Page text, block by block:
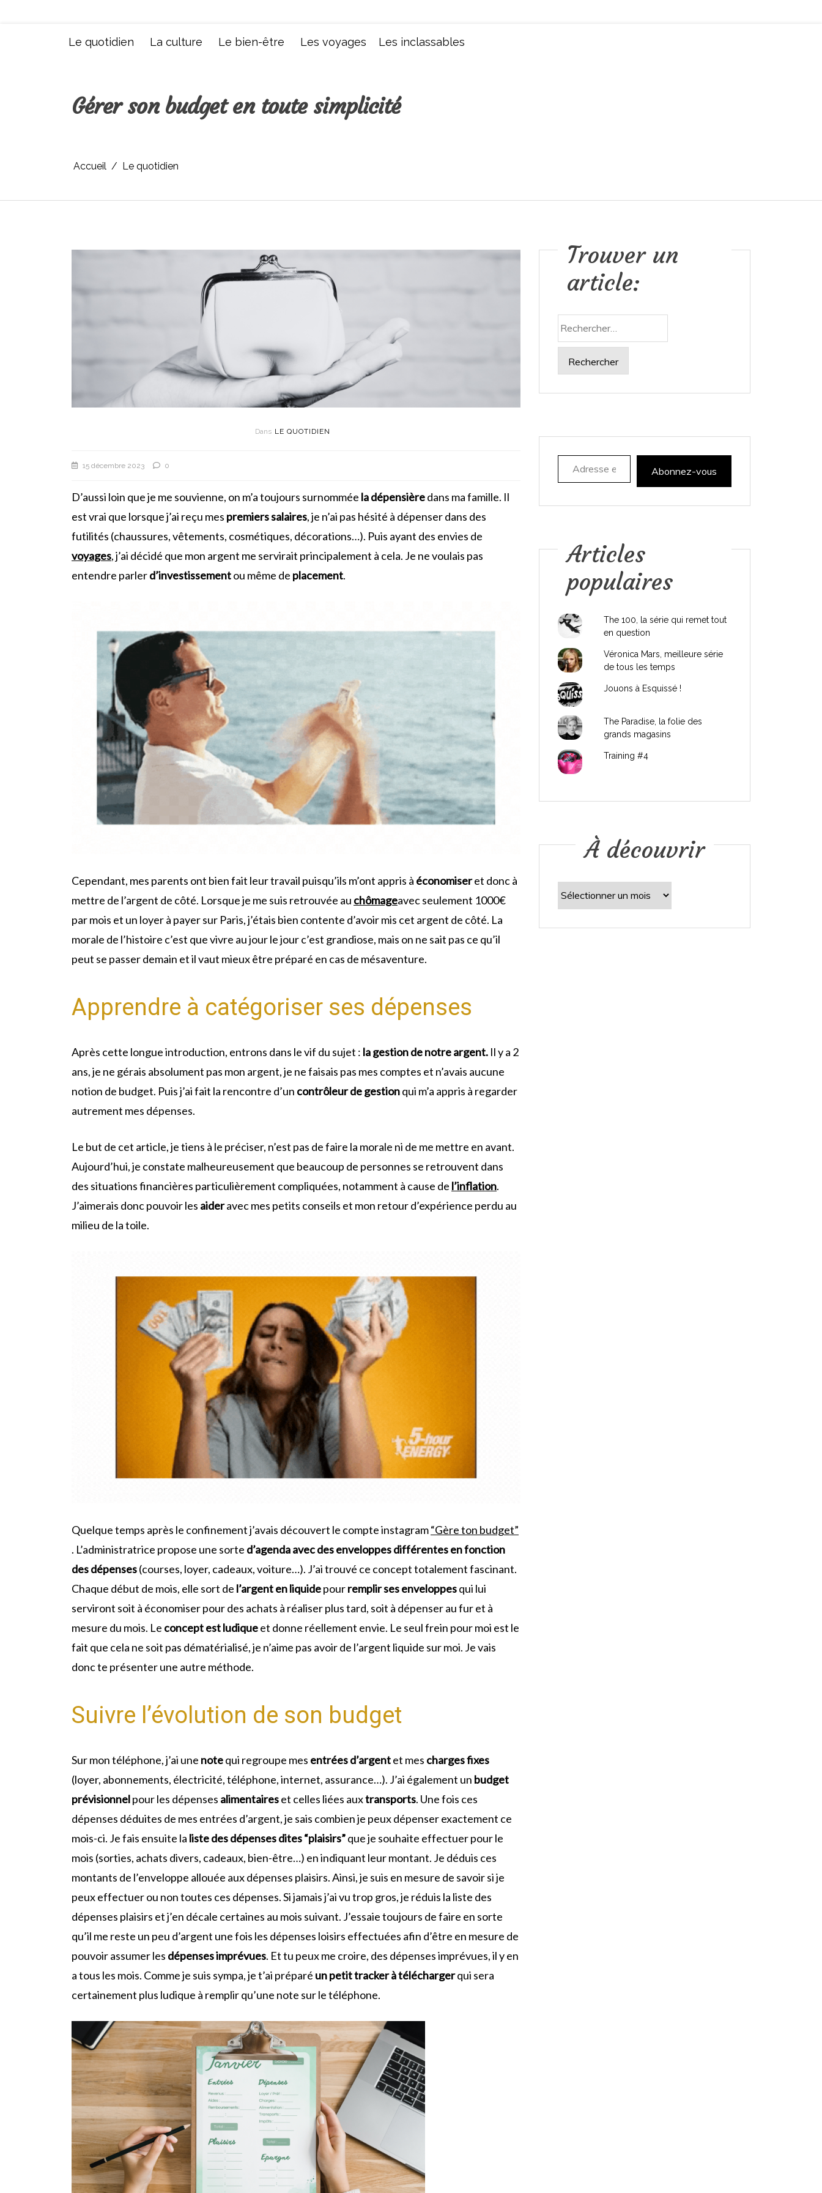
Le quotidien La culture Le bien-être Les voyages Les inclassables
Gérer son budget en toute simplicité
Accueil Le quotidien
Dans LE QUOTIDIEN
15 décembre 2023 0
D’aussi loin que je me souvienne, on m’a toujours surnommée la dépensièredans ma famille. Il
est vrai que lorsque j’ai reçu mes premiers salaires, je n’ai pas hésité à dépenser dans des
futilités (chaussures, vêtements, cosmétiques, décorations…). Puis ayant des envies de
voyages, j’ai décidé que mon argent me servirait principalement à cela. Je ne voulais pas
entendre parlerd’investissementou même de placement.
Cependant, mes parents ont bien fait leur travail puisqu’ils m’ont appris à économiseret donc à
mettre de l’argent de côté. Lorsque je me suis retrouvée au chômageavec seulement 1000€
par mois et un loyer à payer sur Paris, j’étais bien contente d’avoir mis cet argent de côté. La
morale de l’histoire c’est que vivre au jour le jour c’est grandiose, mais on ne sait pas ce qu’il
peut se passer demain et il vaut mieux être préparé en cas de mésaventure.
Apprendre à catégoriser ses dépenses
Après cette longue introduction, entrons dans le vif du sujet : la gestion de notre argent. Il y a 2
ans, je ne gérais absolument pas mon argent, je ne faisais pas mes comptes et n’avais aucune
notion de budget. Puis j’ai fait la rencontre d’un contrôleur de gestionqui m’a appris à regarder
autrement mes dépenses.
Le but de cet article, je tiens à le préciser, n’est pas de faire la morale ni de me mettre en avant.
Aujourd’hui, je constate malheureusement que beaucoup de personnes se retrouvent dans
des situations financières particulièrement compliquées, notamment à cause de l’inflation.
J’aimerais donc pouvoir les aideravec mes petits conseils et mon retour d’expérience perdu au
milieu de la toile.
Quelque temps après le confinement j’avais découvert le compte instagram“Gère ton budget”
. L’administratrice propose une sorte d’agenda avec des enveloppes différentes en fonction
des dépenses(courses, loyer, cadeaux, voiture…). J’ai trouvé ce concept totalement fascinant.
Chaque début de mois, elle sort de l’argent en liquidepourremplir ses enveloppesqui lui
serviront soit à économiser pour des achats à réaliser plus tard, soit à dépenser au fur et à
mesure du mois. Le concept est ludiqueet donne réellement envie. Le seul frein pour moi est le
fait que cela ne soit pas dématérialisé, je n’aime pas avoir de l’argent liquide sur moi. Je vais
donc te présenter une autre méthode.
Suivre l’évolution de son budget
Sur mon téléphone, j’ai une notequi regroupe mes entrées d’argentet mes charges fixes
(loyer, abonnements, électricité, téléphone, internet, assurance…). J’ai également un budget
prévisionnelpour les dépenses alimentaireset celles liées auxtransports. Une fois ces
dépenses déduites de mes entrées d’argent, je sais combien je peux dépenser exactement ce
mois-ci. Je fais ensuite la liste des dépenses dites “plaisirs”que je souhaite effectuer pour le
mois (sorties, achats divers, cadeaux, bien-être…) en indiquant leur montant. Je déduis ces
montants de l’enveloppe allouée aux dépenses plaisirs. Ainsi, je suis en mesure de savoir si je
peux effectuer ou non toutes ces dépenses. Si jamais j’ai vu trop gros, je réduis la liste des
dépenses plaisirs et j’en décale certaines au mois suivant. J’essaie toujours de faire en sorte
qu’il me reste un peu d’argent une fois les dépenses loisirs effectuées afin d’être en mesure de
pouvoir assumer les dépenses imprévues. Et tu peux me croire, des dépenses imprévues, il y en
a tous les mois. Comme je suis sympa, je t’ai préparé un petit tracker à téléchargerqui sera
certainement plus ludique à remplir qu’une note sur le téléphone.
Trouver un
article:
Adresse e-mail
Abonnez-vous
Articles
populaires
The 100, la série qui remet tout
en question
Véronica Mars, meilleure série
de tous les temps
Jouons à Esquissé !
The Paradise, la folie des
grands magasins
Training #4
À découvrir
découvrir